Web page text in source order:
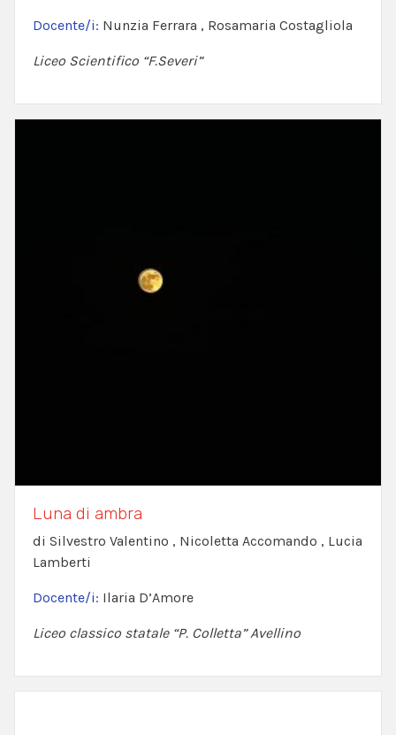
Docente/i: Nunzia Ferrara , Rosamaria Costagliola
Liceo Scientifico “F.Severi”
Luna di ambra
di Silvestro Valentino , Nicoletta Accomando , Lucia
Lamberti
Docente/i: Ilaria D’Amore
Liceo classico statale “P. Colletta” Avellino